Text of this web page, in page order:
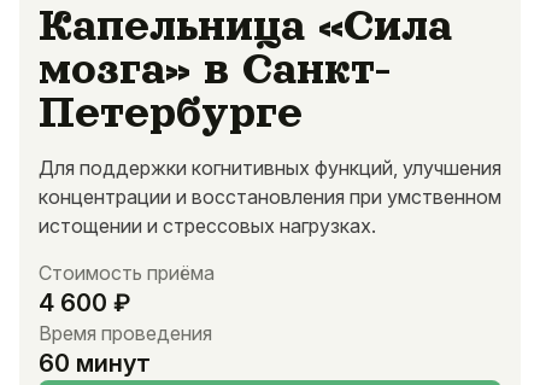
Капельница «Сила
мозга» в Санкт-
Петербурге
Для поддержки когнитивных функций, улучшения
концентрации и восстановления при умственном
истощении и стрессовых нагрузках.
Стоимость приёма
4 600 ₽
Время проведения
60 минут